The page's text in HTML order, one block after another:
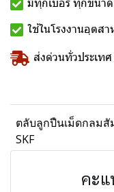
ใช้ในโรงงานอุตส
ส่งด่วนทั่วประเท
ตลับลูกปืนเม็ดกลมสั
SKF
คะ